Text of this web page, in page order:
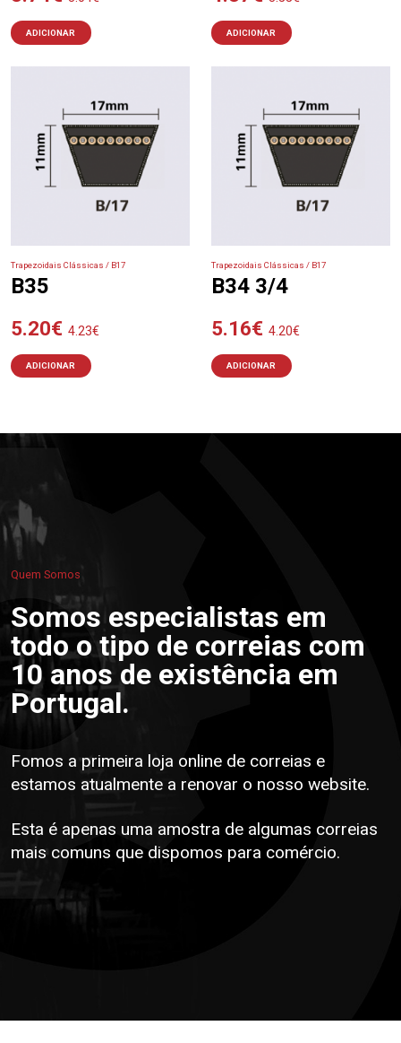
ADICIONAR ADICIONAR
Trapezoidais Clássicas / B17
B35
5.20€ 4.23€
ADICIONAR
Trapezoidais Clássicas / B17
B34 3/4
5.16€ 4.20€
ADICIONAR
Quem Somos
Somos especialistas em
todo o tipo de correias com
10 anos de existência em
Portugal.
Fomos a primeira loja online de correias e
estamos atualmente a renovar o nosso website.
Esta é apenas uma amostra de algumas correias
mais comuns que dispomos para comércio.